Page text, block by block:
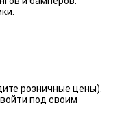
розничные цены).
под своим